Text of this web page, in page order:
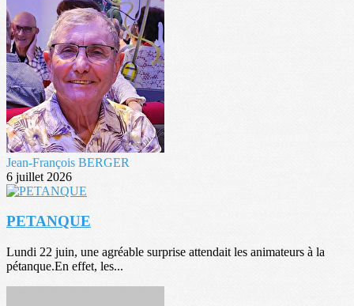
Jean-François BERGER
6 juillet 2026
PETANQUE
Lundi 22 juin, une agréable surprise attendait les animateurs à la
pétanque.En effet, les...